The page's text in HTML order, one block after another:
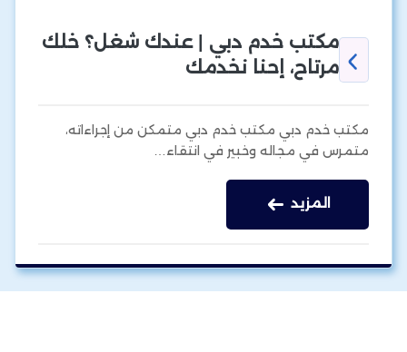
مكتب خدم دبي | عندك شغل؟ خلك
مرتاح، إحنا نخدمك
مكتب خدم دبي مكتب خدم دبي متمكن من إجراءاته،
متمرس في مجاله وخبير في انتقاء…
المزيد